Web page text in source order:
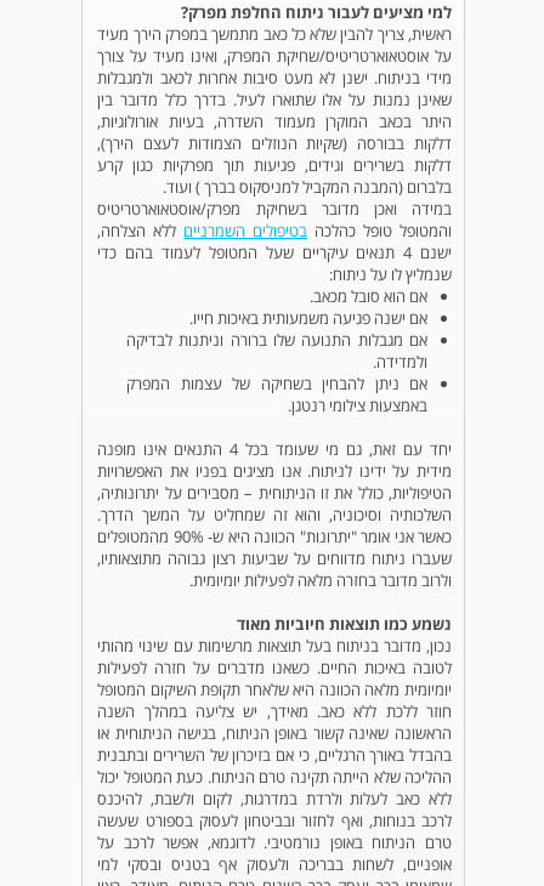
למי מציעים לעבור ניתוח החלפת מפרק?
ראשית, צריך להבין שלא כל כאב מתמשך במפרק הירך מעיד
על אוסטאוארטריטיס/שחיקת המפרק, ואינו מעיד על צורך
מידי בניתוח. ישנן לא מעט סיבות אחרות לכאב ולמגבלות
שאינן נמנות על אלו שתוארו לעיל. בדרך כלל מדובר בין
היתר בכאב המוקרן מעמוד השדרה, בעיות אורולוגיות,
דלקות בבורסה (שקיות הנוזלים הצמודות לעצם הירך),
דלקות בשרירים וגידים, פגיעות תוך מפרקיות כגון קרע
בלברום (המבנה המקביל למניסקוס בברך ) ועוד.
במידה ואכן מדובר בשחיקת מפרק/אוסטאוארטריטיס
והמטופל טופל כהלכה בטיפולים השמרניים ללא הצלחה,
ישנם 4 תנאים עיקריים שעל המטופל לעמוד בהם כדי
שנמליץ לו על ניתוח:
אם הוא סובל מכאב.
אם ישנה פגיעה משמעותית באיכות חייו.
אם מגבלות התנועה שלו ברורה וניתנות לבדיקה
ולמדידה.
אם ניתן להבחין בשחיקה של עצמות המפרק
באמצעות צילומי רנטגן.
יחד עם זאת, גם מי שעומד בכל 4 התנאים אינו מופנה
מידית על ידינו לניתוח. אנו מציגים בפניו את האפשרויות
הטיפוליות, כולל את זו הניתוחית – מסבירים על יתרונותיה,
השלכותיה וסיכוניה, והוא זה שמחליט על המשך הדרך.
כאשר אני אומר "יתרונות" הכוונה היא ש- 90% מהמטופלים
שעברו ניתוח מדווחים על שביעות רצון גבוהה מתוצאותיו,
ולרוב מדובר בחזרה מלאה לפעילות יומיומית.
נשמע כמו תוצאות חיוביות מאוד
נכון, מדובר בניתוח בעל תוצאות מרשימות עם שינוי מהותי
לטובה באיכות החיים. כשאנו מדברים על חזרה לפעילות
יומיומית מלאה הכוונה היא שלאחר תקופת השיקום המטופל
חוזר ללכת ללא כאב. מאידך, יש צליעה במהלך השנה
הראשונה שאינה קשור באופן הניתוח, בגישה הניתוחית או
בהבדל באורך הרגליים, כי אם בזיכרון של השרירים ובתבנית
ההליכה שלא הייתה תקינה טרם הניתוח. כעת המטופל יכול
ללא כאב לעלות ולרדת במדרגות, לקום ולשבת, להיכנס
לרכב בנוחות, ואף לחזור ובביטחון לעסוק בספורט שעשה
טרם הניתוח באופן נורמטיבי. לדוגמא, אפשר לרכב על
אופניים, לשחות בבריכה ולעסוק אף בטניס ובסקי למי